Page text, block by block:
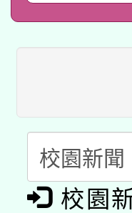
招甄
適應
本館
暨閱
科技
礎課程
A3數
「數
pilot」
有關
校園